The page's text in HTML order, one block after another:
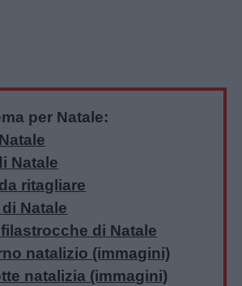
per Natale:
Natale
ritagliare
Natale
di Natale
natalizio (immagini)
natalizia (immagini)